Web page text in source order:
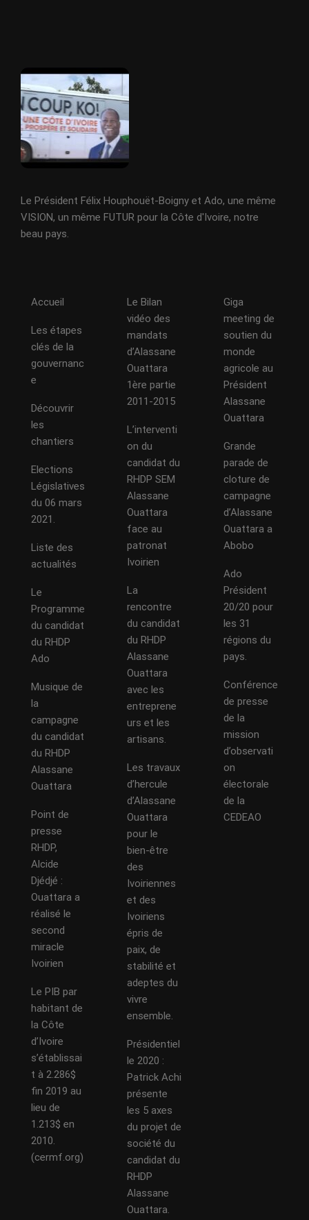
Le Président Félix Houphouët-Boigny et Ado, une même
VISION, un même FUTUR pour la Côte d'Ivoire, notre
beau pays.
Accueil
Les étapes
clés de la
gouvernanc
e
Découvrir
les
chantiers
Elections
Législatives
du 06 mars
2021.
Liste des
actualités
Le
Programme
du candidat
du RHDP
Ado
Musique de
la
campagne
du candidat
du RHDP
Alassane
Ouattara
Point de
presse
RHDP,
Alcide
Djédjé :
Ouattara a
réalisé le
second
miracle
Ivoirien
Le PIB par
habitant de
la Côte
d’Ivoire
s’établissai
t à 2.286$
fin 2019 au
lieu de
1.213$ en
2010.
(cermf.org)
Le Bilan
vidéo des
mandats
d’Alassane
Ouattara
1ère partie
2011-2015
L’interventi
on du
candidat du
RHDP SEM
Alassane
Ouattara
face au
patronat
Ivoirien
La
rencontre
du candidat
du RHDP
Alassane
Ouattara
avec les
entreprene
urs et les
artisans.
Les travaux
d’hercule
d’Alassane
Ouattara
pour le
bien-être
des
Ivoiriennes
et des
Ivoiriens
épris de
paix, de
stabilité et
adeptes du
vivre
ensemble.
Présidentiel
le 2020 :
Patrick Achi
présente
les 5 axes
du projet de
société du
candidat du
RHDP
Alassane
Ouattara.
Giga
meeting de
soutien du
monde
agricole au
Président
Alassane
Ouattara
Grande
parade de
cloture de
campagne
d’Alassane
Ouattara a
Abobo
Ado
Président
20/20 pour
les 31
régions du
pays.
Conférence
de presse
de la
mission
d’observati
on
électorale
de la
CEDEAO